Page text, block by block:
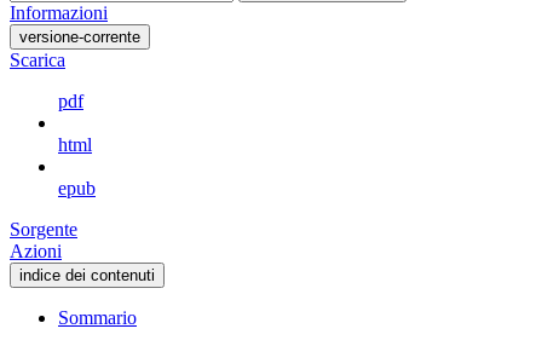
Informazioni
versione-corrente
Scarica
pdf
html
epub
Sorgente
Azioni
indice dei contenuti
Sommario